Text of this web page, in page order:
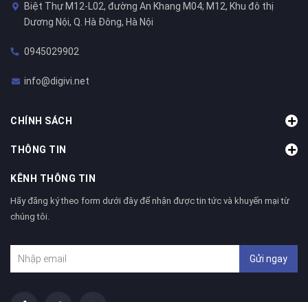
Biệt Thự M12-L02, đường An Khang M04; M12, Khu đô thị
Dương Nội, Q. Hà Đông, Hà Nội
0945029902
info@digivi.net
CHÍNH SÁCH
THÔNG TIN
KÊNH THÔNG TIN
Hãy đăng ký theo form dưới đây để nhận được tin tức và khuyến mại từ
chúng tôi.
Gửi ngay